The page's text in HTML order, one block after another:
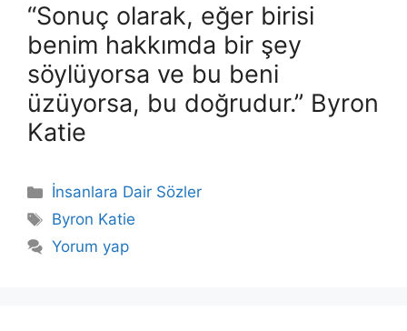
“Sonuç olarak, eğer birisi
benim hakkımda bir şey
söylüyorsa ve bu beni
üzüyorsa, bu doğrudur.” Byron
Katie
Kategoriler
İnsanlara Dair Sözler
Etiketler
Byron Katie
Yorum yap